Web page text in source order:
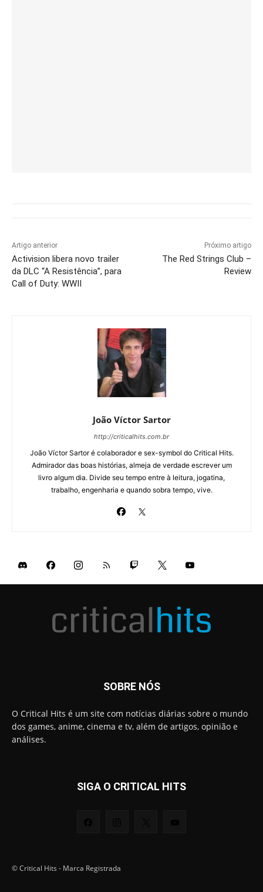
Artigo anterior
Activision libera novo trailer
da DLC “A Resistência”, para
Call of Duty: WWII
Próximo artigo
The Red Strings Club –
Review
João Víctor Sartor
http://criticalhits.com.br
João Víctor Sartor é colaborador e sex-symbol do Critical Hits.
Admirador das boas histórias, almeja de verdade escrever um
livro algum dia. Divide seu tempo entre à leitura, jogatina,
trabalho, engenharia e quando sobra tempo, vive.
SOBRE NÓS
O Critical Hits é um site com notícias diárias sobre o mundo
dos games, anime, cinema e tv, além de artigos, opinião e
análises.
SIGA O CRITICAL HITS
© Critical Hits - Marca Registrada